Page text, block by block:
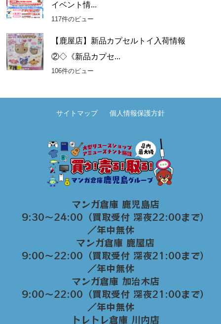
イベント情...
117件のビュー
【鹿屋店】新品カプセルトイ入荷情報
②◇《新品カプセ...
106件のビュー
サイトマップ 個人情報保護方針
マンガ倉庫 鹿児島店
9:30～24:00（買取受付 深夜22:00まで）
／年中無休
マンガ倉庫 鹿屋店
9:00～22:00（買取受付 深夜21:00まで）
／年中無休
マンガ倉庫 加治木店
9:00〜22:00（買取受付 深夜21:00まで）
／年中無休
トレトレ倉庫 川内店